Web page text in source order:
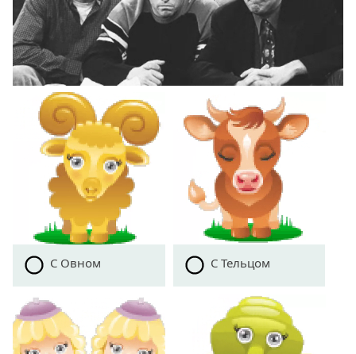
С Овном С Тельцом